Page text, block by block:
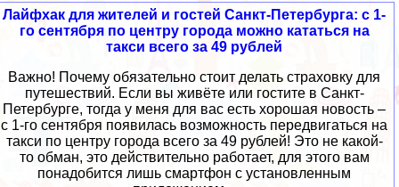
Лайфхак для жителей и гостей Санкт-Петербурга: с 1-
го сентября по центру города можно кататься на
такси всего за 49 рублей
Важно! Почему обязательно стоит делать страховку для
путешествий. Если вы живёте или гостите в Санкт-
Петербурге, тогда у меня для вас есть хорошая новость –
с 1-го сентября появилась возможность передвигаться на
такси по центру города всего за 49 рублей! Это не какой-
то обман, это действительно работает, для этого вам
понадобится лишь смартфон с установленным